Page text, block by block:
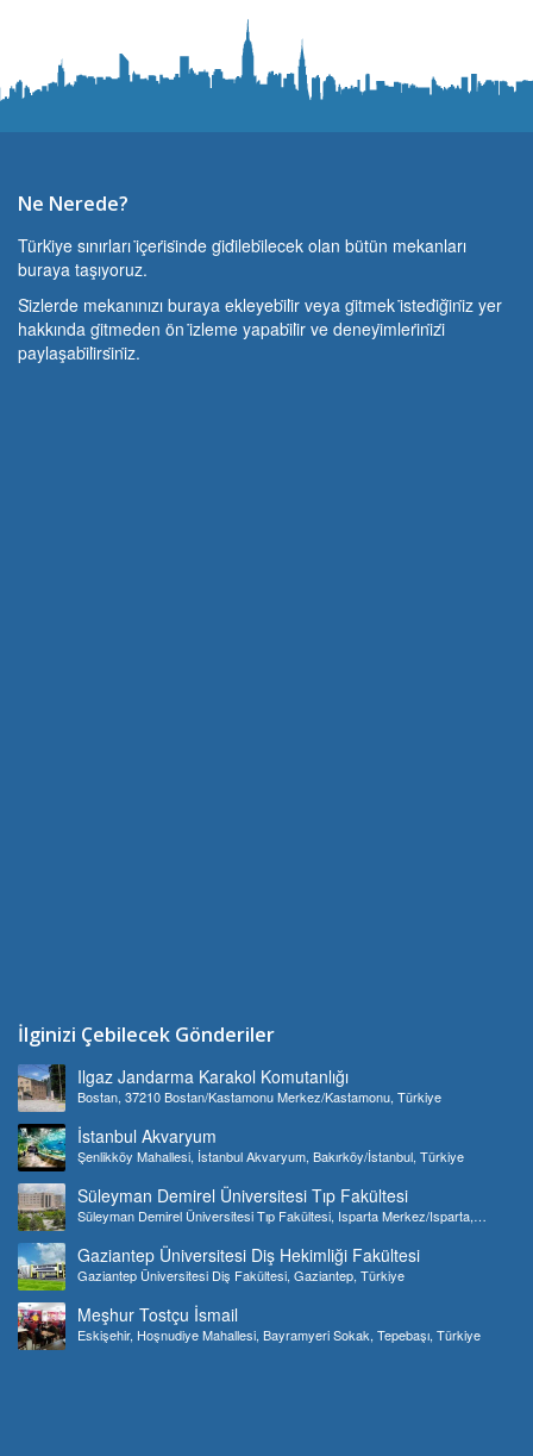
Ne Nerede?
Türki̇ye sınırları i̇çeri̇si̇nde gi̇di̇lebi̇lecek olan bütün mekanları
buraya taşıyoruz.
Si̇zlerde mekanınızı buraya ekleyebi̇li̇r veya gi̇tmek i̇stedi̇ği̇ni̇z yer
hakkında gi̇tmeden ön i̇zleme yapabi̇li̇r ve deneyi̇mleri̇ni̇zi̇
paylaşabi̇li̇rsi̇ni̇z.
İlginizi Çebilecek Gönderiler
Ilgaz Jandarma Karakol Komutanlığı
Bostan, 37210 Bostan/Kastamonu Merkez/Kastamonu, Türkiye
İstanbul Akvaryum
Şenlikköy Mahallesi, İstanbul Akvaryum, Bakırköy/İstanbul, Türkiye
Süleyman Demirel Üniversitesi Tıp Fakültesi
Süleyman Demirel Üniversitesi Tıp Fakültesi, Isparta Merkez/Isparta,
Gaziantep Üniversitesi Diş Hekimliği Fakültesi
Gaziantep Üniversitesi Diş Fakültesi, Gaziantep, Türkiye
Meşhur Tostçu İsmail
Eskişehir, Hoşnudiye Mahallesi, Bayramyeri Sokak, Tepebaşı, Türkiye